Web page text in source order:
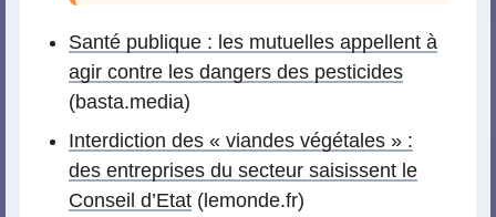
Santé publique : les mutuelles appellent à
agir contre les dangers des pesticides
(basta.media)
Interdiction des « viandes végétales » :
des entreprises du secteur saisissent le
Conseil d’Etat (lemonde.fr)